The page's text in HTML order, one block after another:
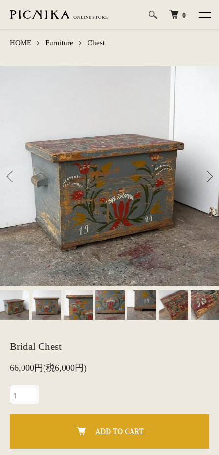
0
HOME Furniture Chest
Bridal Chest
66,000円(税6,000円)
ADD TO CART